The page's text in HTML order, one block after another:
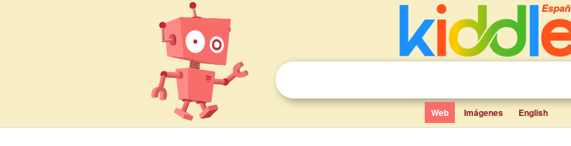
Web Imágenes English